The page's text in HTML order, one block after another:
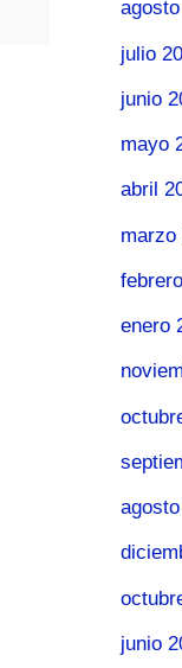
julio
junio
mayo
abril
marzo
enero
junio